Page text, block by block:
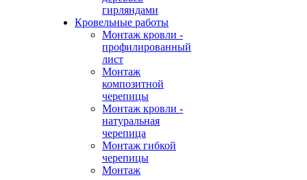
гирляндами
Кровельные работы
Монтаж кровли -
профилированный
лист
Монтаж
композитной
черепицы
Монтаж кровли -
натуральная
черепица
Монтаж гибкой
черепицы
Монтаж